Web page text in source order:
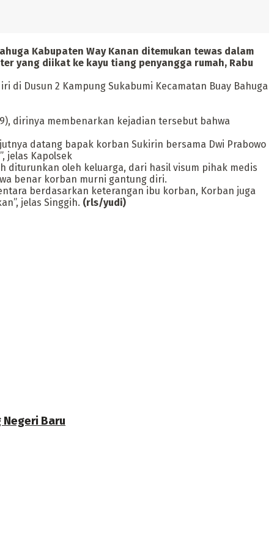
Kabupaten Way Kanan ditemukan tewas dalam
yang diikat ke kayu tiang penyangga rumah, Rabu
Dusun 2 Kampung Sukabumi Kecamatan Buay Bahuga
dirinya membenarkan kejadian tersebut bahwa
datang bapak korban Sukirin bersama Dwi Prabowo
jelas Kapolsek
diturunkan oleh keluarga, dari hasil visum pihak medis
benar korban murni gantung diri.
berdasarkan keterangan ibu korban, Korban juga
jelas Singgih. (rls/yudi)
Baru